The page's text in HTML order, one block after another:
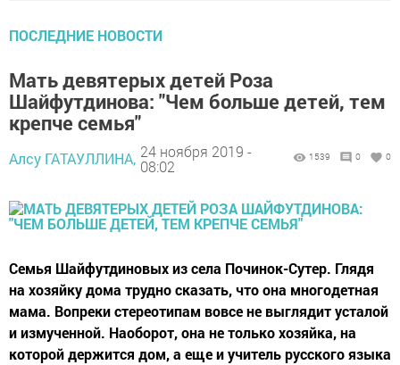
ПОСЛЕДНИЕ НОВОСТИ
Мать девятерых детей Роза
Шайфутдинова: "Чем больше детей, тем
крепче семья"
Алсу ГАТАУЛЛИНА, 24 ноября 2019 -
08:02
1539 0 0
Семья Шайфутдиновых из села Починок-Сутер. Глядя
на хозяйку дома трудно сказать, что она многодетная
мама. Вопреки стереотипам вовсе не выглядит усталой
и измученной. Наоборот, она не только хозяйка, на
которой держится дом, а еще и учитель русского языка